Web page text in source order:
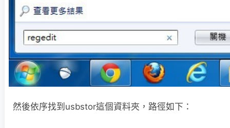
然後依序找到usbstor這個資料夾，路徑如下：